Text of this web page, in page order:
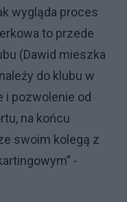
wygląda proces
to przede
(Dawid mieszka
do klubu w
i pozwolenie od
na końcu
swoim kolegą z
-